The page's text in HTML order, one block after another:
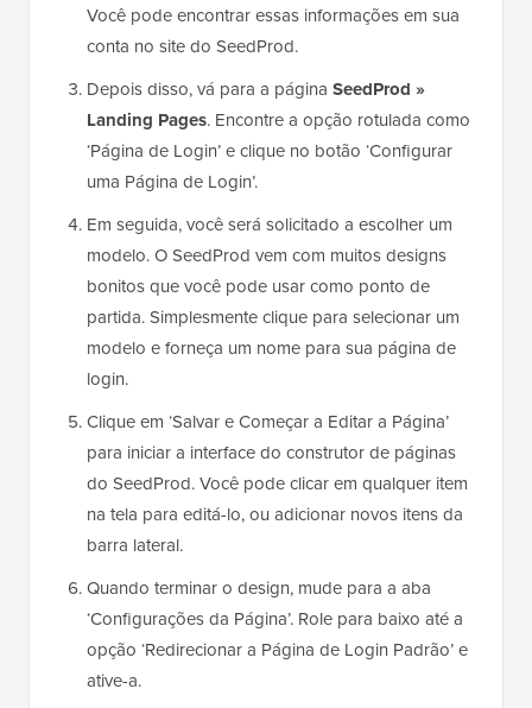
Você pode encontrar essas informações em sua
conta no site do SeedProd.
Depois disso, vá para a página SeedProd »
Landing Pages. Encontre a opção rotulada como
‘Página de Login’ e clique no botão ‘Configurar
uma Página de Login’.
Em seguida, você será solicitado a escolher um
modelo. O SeedProd vem com muitos designs
bonitos que você pode usar como ponto de
partida. Simplesmente clique para selecionar um
modelo e forneça um nome para sua página de
login.
Clique em ‘Salvar e Começar a Editar a Página’
para iniciar a interface do construtor de páginas
do SeedProd. Você pode clicar em qualquer item
na tela para editá-lo, ou adicionar novos itens da
barra lateral.
Quando terminar o design, mude para a aba
‘Configurações da Página’. Role para baixo até a
opção ‘Redirecionar a Página de Login Padrão’ e
ative-a.